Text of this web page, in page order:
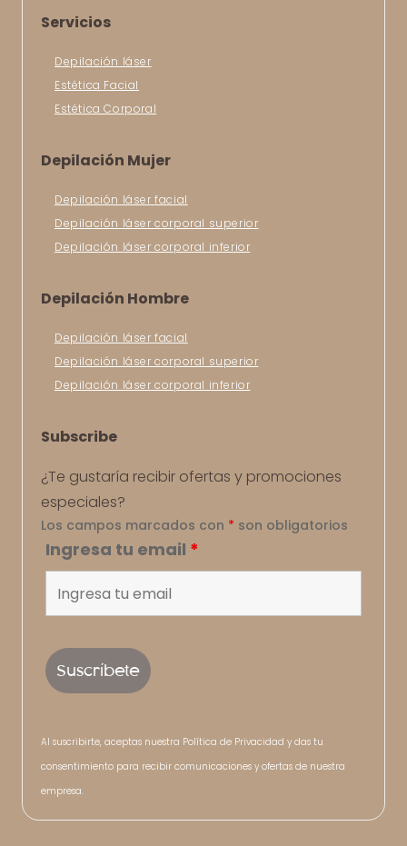
Servicios
Depilación láser
Estética Facial
Estética Corporal
Depilación Mujer
Depilación láser facial
Depilación láser corporal superior
Depilación láser corporal inferior
Depilación Hombre
Depilación láser facial
Depilación láser corporal superior
Depilación láser corporal inferior
Subscribe
¿Te gustaría recibir ofertas y promociones
especiales?
Los campos marcados con * son obligatorios
Ingresa tu email *
Al suscribirte, aceptas nuestra Política de Privacidad y das tu
consentimiento para recibir comunicaciones y ofertas de nuestra
empresa.